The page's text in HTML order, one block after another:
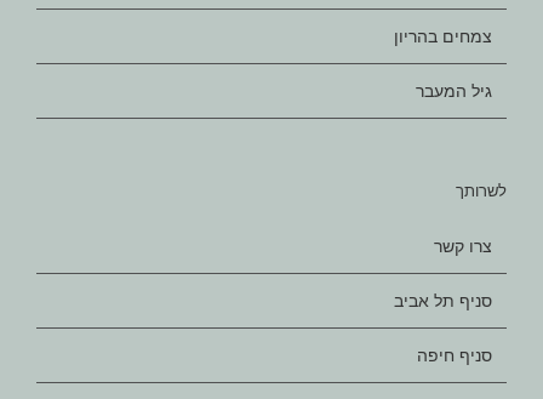
צמחים בהריון
גיל המעבר
לשרותך
צרו קשר
סניף תל אביב
סניף חיפה